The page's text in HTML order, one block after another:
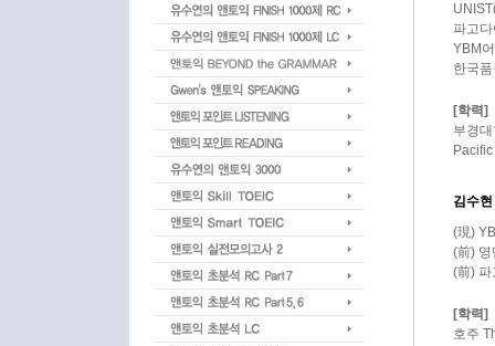
파고
YBM
한국
[학력]
부경
김수현
(現)
(前) 영
(前) 파
[학력]
호주